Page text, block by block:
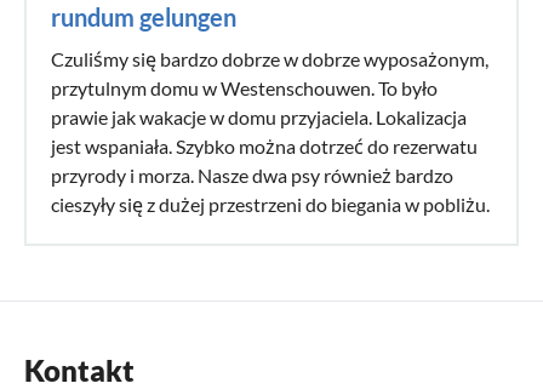
rundum gelungen
Czuliśmy się bardzo dobrze w dobrze wyposażonym,
przytulnym domu w Westenschouwen. To było
prawie jak wakacje w domu przyjaciela. Lokalizacja
jest wspaniała. Szybko można dotrzeć do rezerwatu
przyrody i morza. Nasze dwa psy również bardzo
cieszyły się z dużej przestrzeni do biegania w pobliżu.
Kontakt